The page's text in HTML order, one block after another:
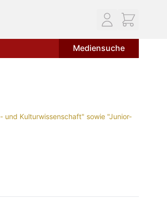
Mediensuche
und Kulturwissenschaft" sowie "Junior-